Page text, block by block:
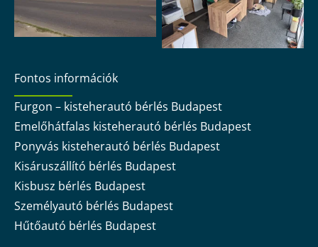
Fontos információk
Furgon – kisteherautó bérlés Budapest
Emelőhátfalas kisteherautó bérlés Budapest
Ponyvás kisteherautó bérlés Budapest
Kisáruszállító bérlés Budapest
Kisbusz bérlés Budapest
Személyautó bérlés Budapest
Hűtőautó bérlés Budapest